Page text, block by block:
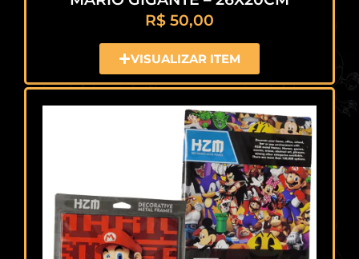
R$ 50,00
VISUALIZAR ITEM